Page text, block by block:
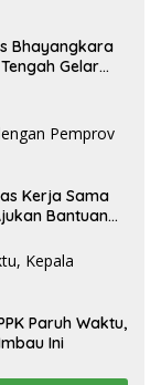
Bhayangkara
Gelar
Kerja Sama
Bantuan
Paruh Waktu,
Ini